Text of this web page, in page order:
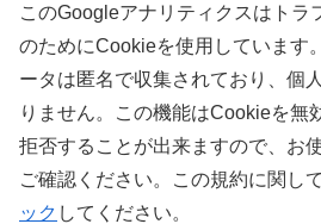
このGoogleアナリティクスはトラ
のためにCookieを使用しています
ータは匿名で収集されており、個
りません。この機能はCookieを無
拒否することが出来ますので、お
ご確認ください。この規約に関し
ック してください。